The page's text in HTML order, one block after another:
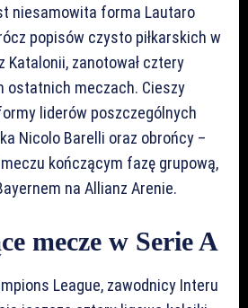
niesamowita forma Lautaro
popisów czysto piłkarskich w
Katalonii, zanotował cztery
ostatnich meczach. Cieszy
liderów poszczególnych
Nicolo Barelli oraz obrońcy –
kończącym fazę grupową,
na Allianz Arenie.
mecze w Serie A
League, zawodnicy Interu